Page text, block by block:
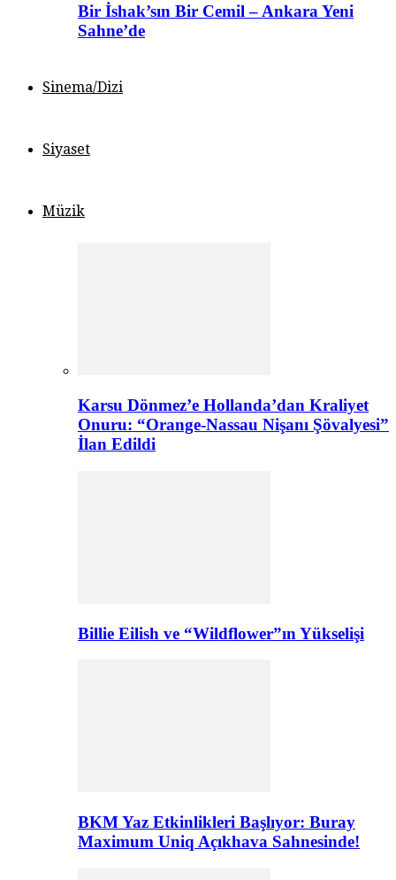
Bir İshak’sın Bir Cemil – Ankara Yeni
Sahne’de
Sinema/Dizi
Siyaset
Müzik
Karsu Dönmez’e Hollanda’dan Kraliyet
Onuru: “Orange-Nassau Nişanı Şövalyesi”
İlan Edildi
Billie Eilish ve “Wildflower”ın Yükselişi
BKM Yaz Etkinlikleri Başlıyor: Buray
Maximum Uniq Açıkhava Sahnesinde!